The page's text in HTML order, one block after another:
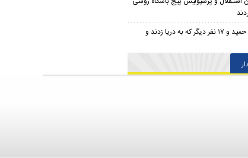
ماجرای حمید و ۱۷ نفر دیگر که به دریا زدند و